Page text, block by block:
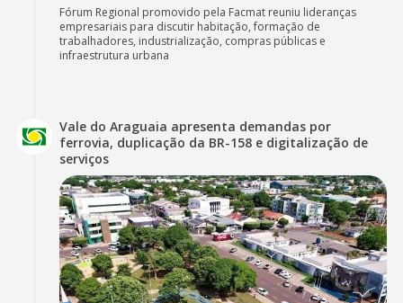
Fórum Regional promovido pela Facmat reuniu lideranças
empresariais para discutir habitação, formação de
trabalhadores, industrialização, compras públicas e
infraestrutura urbana
Vale do Araguaia apresenta demandas por
ferrovia, duplicação da BR-158 e digitalização de
serviços